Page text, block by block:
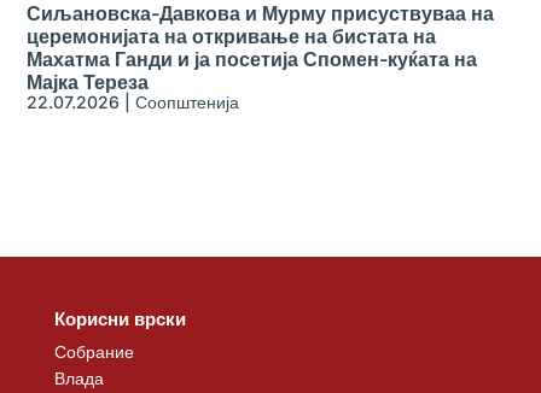
Сиљановска-Давкова и Мурму присуствуваа на
церемонијата на откривање на бистата на
Махатма Ганди и ја посетија Спомен-куќата на
Мајка Тереза
22.07.2026 |Соопштенија
Корисни врски
Собрание
Влада